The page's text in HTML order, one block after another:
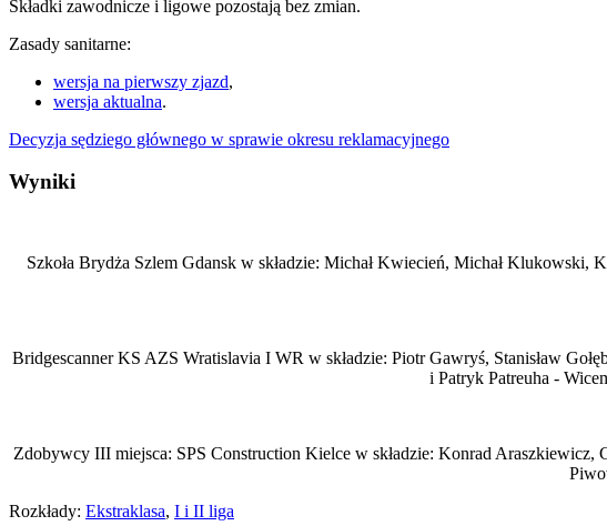
Składki zawodnicze i ligowe pozostają bez zmian.
Zasady sanitarne:
wersja na pierwszy zjazd,
wersja aktualna.
Decyzja sędziego głównego w sprawie okresu reklamacyjnego
Wyniki
Szkoła Brydża Szlem Gdansk w składzie: Michał Kwiecień, Michał
Bridgescanner KS AZS Wratislavia I WR w składzie: Piotr Gawryś, Stanisław
i Patryk Patreuha -
Zdobywcy III miejsca: SPS Construction Kielce w składzie: Konrad
Rozkłady: Ekstraklasa, I i II liga